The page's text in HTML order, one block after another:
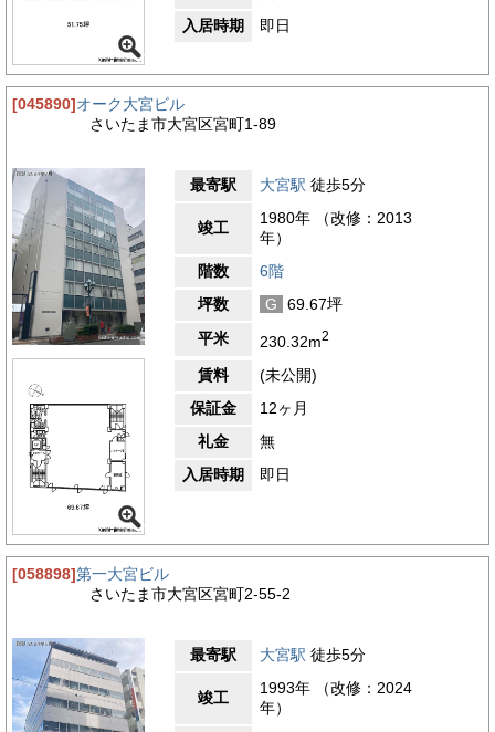
入居時期
即日
[045890]オーク大宮ビル
さいたま市大宮区宮町1-89
最寄駅 大宮駅 徒歩5分
竣工
1980年 （改修：2013
年）
階数
6階
坪数
G
69.67坪
平米
230.32m2
賃料
(未公開)
保証金
12ヶ月
礼金
無
入居時期
即日
[058898]第一大宮ビル
さいたま市大宮区宮町2-55-2
最寄駅 大宮駅 徒歩5分
竣工
1993年 （改修：2024
年）